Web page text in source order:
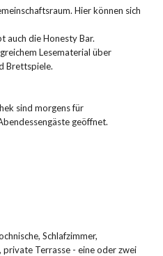
Hier können sich
auch die Honesty Bar.
Lesematerial über
Brettspiele.
sind morgens für
geöffnet.
Schlafzimmer,
private Terrasse - eine oder zwei